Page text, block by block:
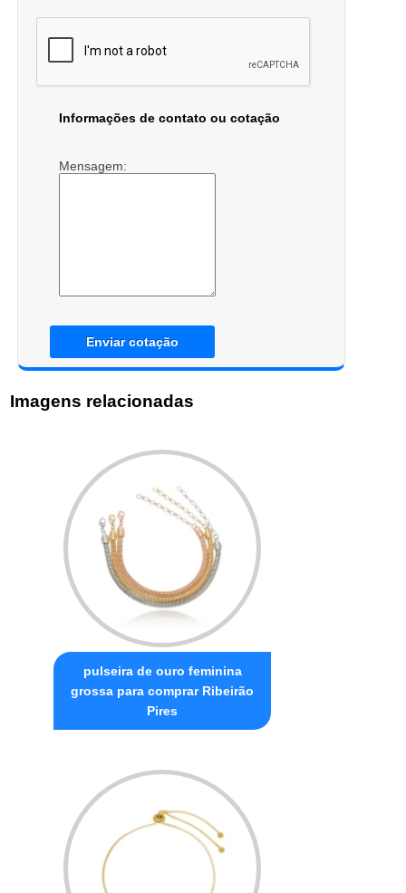
Informações de contato ou cotação
Mensagem:
Enviar cotação
Imagens relacionadas
pulseira de ouro feminina
grossa para comprar Ribeirão
Pires